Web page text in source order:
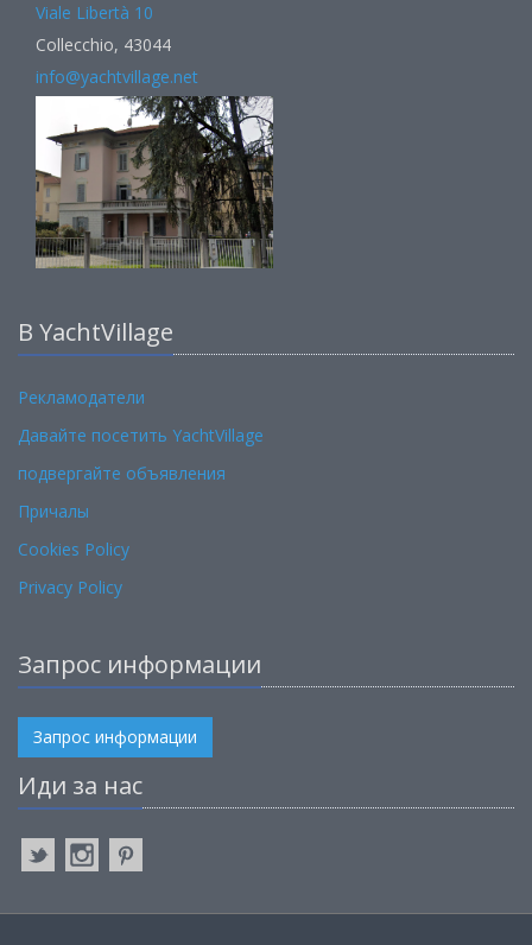
Viale Libertà 10
Collecchio, 43044
info@yachtvillage.net
В YachtVillage
Рекламодатели
Давайте посетить YachtVillage
подвергайте объявления
Причалы
Cookies Policy
Privacy Policy
Запрос информации
Запрос информации
Иди за нас